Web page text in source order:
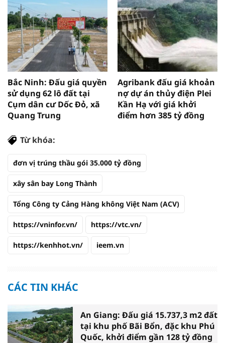
Bắc Ninh: Đấu giá quyền
sử dụng 62 lô đất tại
Cụm dân cư Dốc Đỏ, xã
Quang Trung
Agribank đấu giá khoản
nợ dự án thủy điện Plei
Kần Hạ với giá khởi
điểm hơn 385 tỷ đồng
Từ khóa:
đơn vị trúng thầu gói 35.000 tỷ đồng
xây sân bay Long Thành
Tổng Công ty Cảng Hàng không Việt Nam (ACV)
https://vninfor.vn/ https://vtc.vn/
https://kenhhot.vn/ ieem.vn
CÁC TIN KHÁC
An Giang: Đấu giá 15.737,3 m2 đất
tại khu phố Bãi Bổn, đặc khu Phú
Quốc, khởi điểm gần 128 tỷ đồng